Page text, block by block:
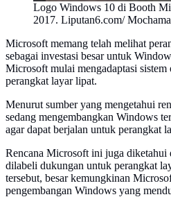
Logo Windows 10 di Booth
2017. Liputan6.com/
Microsoft memang telah melihat
sebagai investasi besar untuk
Microsoft mulai mengadaptasi sistem
perangkat layar lipat.
Menurut sumber yang mengetahui
sedang mengembangkan Windows
agar dapat berjalan untuk perangkat
Rencana Microsoft ini juga diketahui
dilabeli dukungan untuk perangkat
tersebut, besar kemungkinan
pengembangan Windows yang